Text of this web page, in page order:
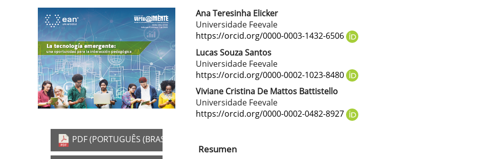
Barra
lateral
del
artículo
PDF (PORTUGUÊS (BRASIL))
Contenido
principal
del
artículo
Ana Teresinha Elicker
Universidade Feevale
https://orcid.org/0000-0003-1432-6506
Lucas Souza Santos
Universidade Feevale
https://orcid.org/0000-0002-1023-8480
Viviane Cristina De Mattos Battistello
Universidade Feevale
https://orcid.org/0000-0002-0482-8927
Resumen